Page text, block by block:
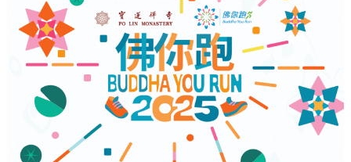
size.size.size.